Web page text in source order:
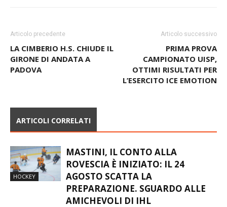
Articolo precedente
LA CIMBERIO H.S. CHIUDE IL
GIRONE DI ANDATA A
PADOVA
Articolo successivo
PRIMA PROVA
CAMPIONATO UISP,
OTTIMI RISULTATI PER
L’ESERCITO ICE EMOTION
ARTICOLI CORRELATI
HOCKEY
MASTINI, IL CONTO ALLA
ROVESCIA È INIZIATO: IL 24
AGOSTO SCATTA LA
PREPARAZIONE. SGUARDO ALLE
AMICHEVOLI DI IHL